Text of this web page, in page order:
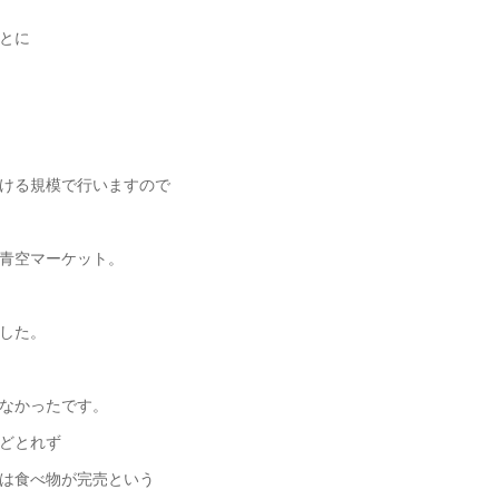
に
る規模で行いますので
空マーケット。
た。
かったです。
とれず
食べ物が完売という